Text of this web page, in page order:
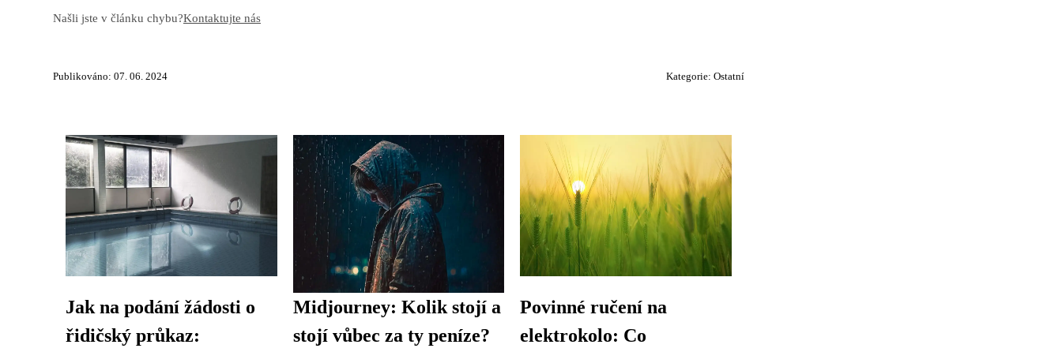
Našli jste v článku chybu?Kontaktujte nás
Publikováno: 07. 06. 2024 Kategorie: Ostatní
Jak na podání žádosti o
řidičský průkaz:
Midjourney: Kolik stojí a
stojí vůbec za ty peníze?
Povinné ručení na
elektrokolo: Co